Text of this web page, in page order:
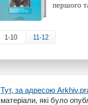
першого
1-10 11-12
Тут, за адресою
матеріали, які було